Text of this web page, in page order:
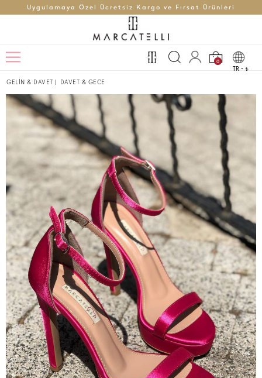
Uygulamaya Özel Ücretsiz Kargo ve Fırsat Ürünleri
0
TR - t
GELİN & DAVET | DAVET & GECE